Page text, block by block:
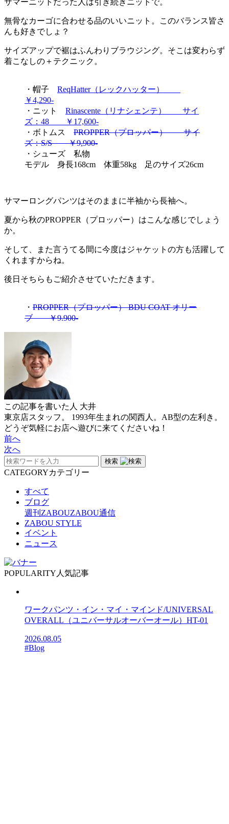
無骨なカーゴに合わせる品のいいニット。このバランス皆さ
んも好きでしょ？
サイズアップで裾はふんわりブラウジング。そこは変わらず
着こなしの＋テクニック。
・帽子 ReqHatter（レックハッター）
￥4,290-
・ニット Rinascente（リナシェンテ） サイ
ズ：48 ￥17,600-
・ボトムス PROPPER（プロッパー） サイ
ズ：S/S ￥9,900-
・シューズ 私物
モデル 身長168cm 体重58kg 足のサイズ26cm
サマーロングパンツはそのままに半袖から長袖へ。
夏から秋のPROPPER（プロッパー）はこんな感じでしょう
か。
そして、また言うてる間に今度はジャケットの方も活躍して
くれますからね。
後日そちらもご紹介させていただきます。
・ PROPPER（プロッパー） BDU COAT オリー
ブ ￥9.900-
この記事を書いた人 大井
東京店スタッフ。 1993年生まれの関西人。AB型の左利き。
どうぞ気軽にお店へ遊びに来てくださいね！
前へ
次へ
検索
CATEGORYカテゴリー
すべて
ブログ
週刊ZABOUZABOU通信
ZABOU STYLE
イベント
ニュース
POPULARITY 人気記事
ワークパンツ・イン・マイ・マインド/UNIVERSAL
OVERALL（ユニバーサルオーバーオール）HT-01
2026.08.05
#Blog